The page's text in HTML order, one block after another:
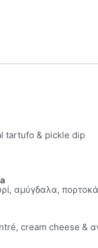
tartufo & pickle dip
αμύγδαλα,
cream cheese &